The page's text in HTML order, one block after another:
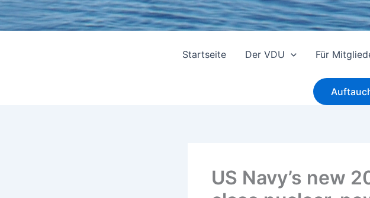
Startseite Der VDU Für
US Navy’s new